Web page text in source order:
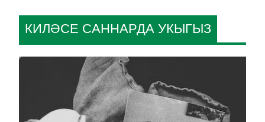
КИЛӘСЕ САННАРДА УКЫГЫЗ